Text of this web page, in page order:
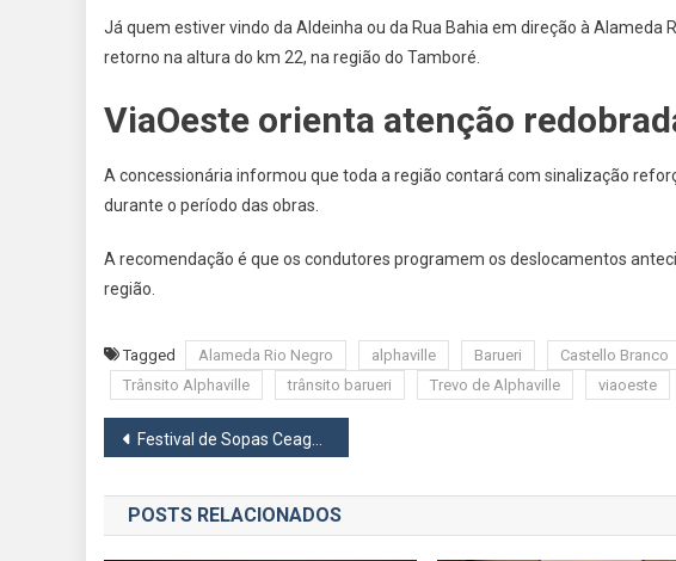
Já quem estiver vindo da Aldeinha ou da Rua Bahia em direção à Alameda
retorno na altura do km 22, na região do Tamboré.
ViaOeste orienta atenção
A concessionária informou que toda a região contará com sinalização
durante o período das obras.
A recomendação é que os condutores programem os deslocamentos
região.
Tagged Alameda Rio Negro alphaville Barueri Castello Branco
Trânsito Alphaville
trânsito barueri Trevo de Alphaville viaoeste
Navegação
de
Post
Festival de Sopas Ceagesp é opção perfeita para aproveitar o frio em São Paulo
POSTS RELACIONADOS